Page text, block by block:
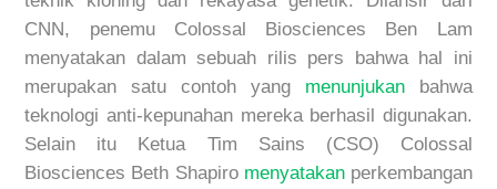
CNN, penemu Colossal Biosciences Ben Lam
menyatakan dalam sebuah rilis pers bahwa hal ini
merupakan satu contoh yang menunjukanbahwa
teknologi anti-kepunahan mereka berhasil digunakan.
Selain itu Ketua Tim Sains (CSO) Colossal
Biosciences Beth Shapiro menyatakan perkembangan